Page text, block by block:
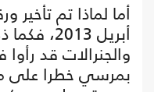
أما لماذا تم تأخير
أبريل
والجنرالات قد
بمرسي خطرا على